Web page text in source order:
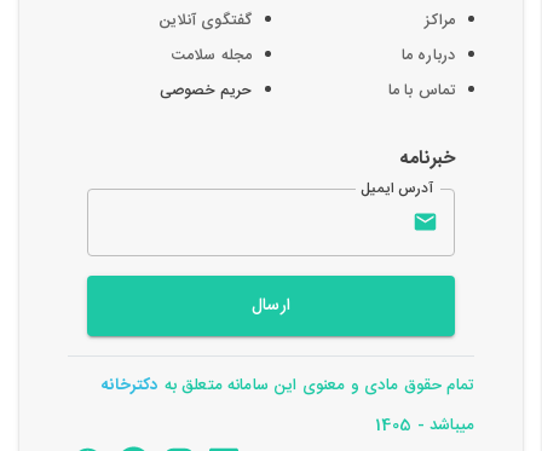
مراکز
درباره ما
تماس با ما
گفتگوی آنلاین
مجله سلامت
حریم خصوصی
خبرنامه
آدرس ایمیل
ارسال
تمام حقوق مادی و معنوی این سامانه متعلق به دکترخانه
میباشد - 1405